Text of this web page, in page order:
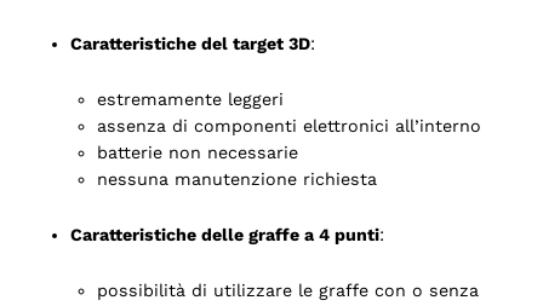
Caratteristiche del target 3D:
estremamente leggeri
assenza di componenti elettronici all’interno
batterie non necessarie
nessuna manutenzione richiesta
Caratteristiche delle graffe a 4 punti:
possibilità di utilizzare le graffe con o senza